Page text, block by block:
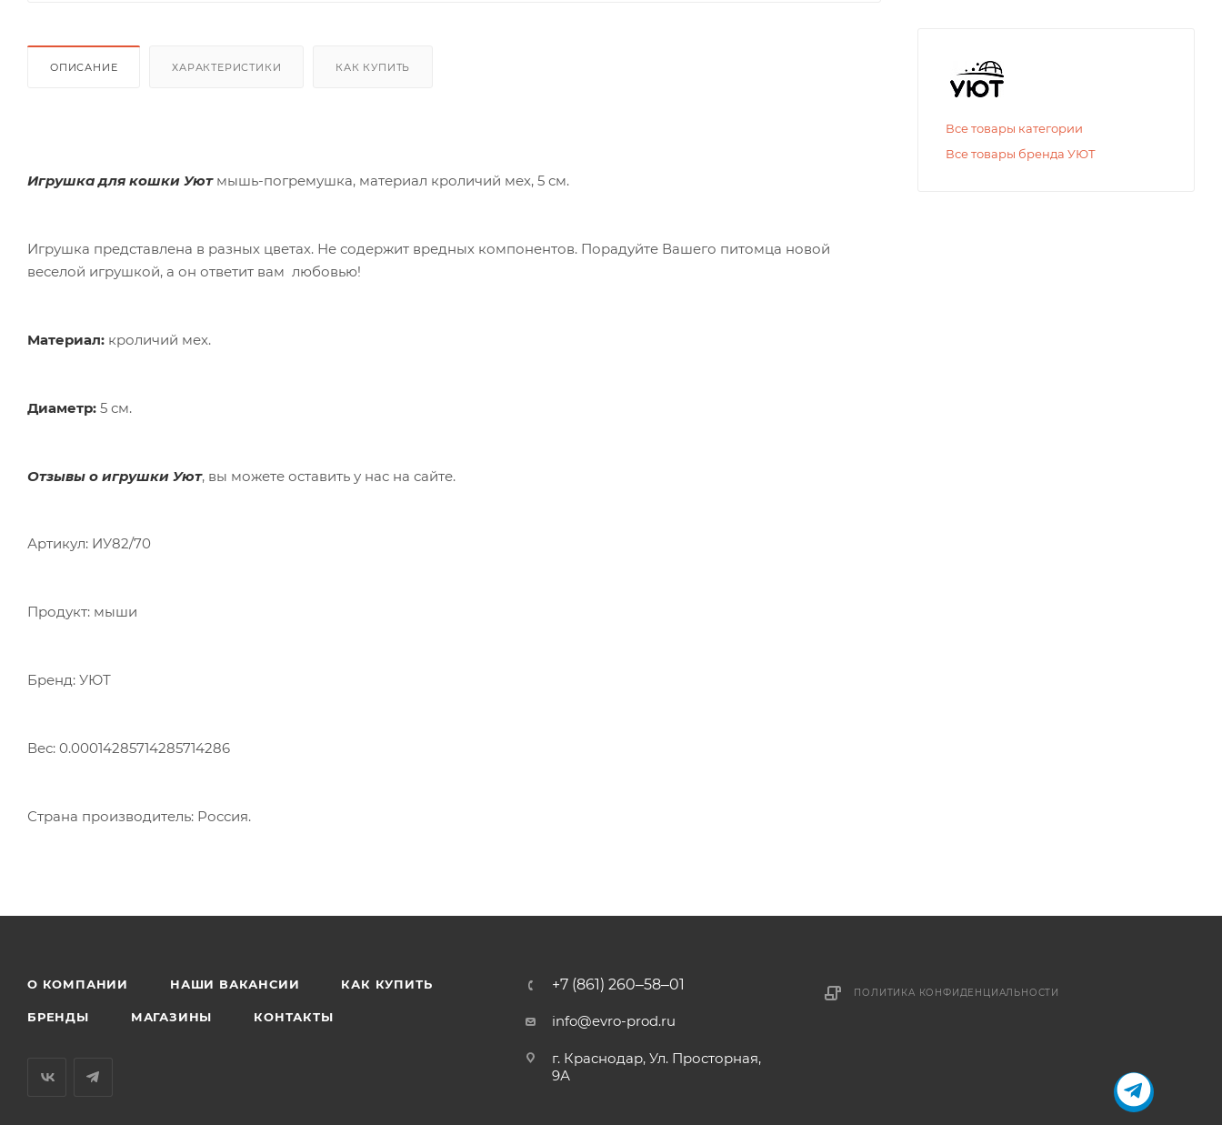
ОПИСАНИЕ ХАРАКТЕРИСТИКИ КАК КУПИТЬ
Игрушка для кошки Уютмышь-погремушка, материал кроличий мех, 5 см.
Игрушка представлена в разных цветах. Не содержит вредных компонентов. Порадуйте Вашего питомца новой
веселой игрушкой, а он ответит вам любовью!
Материал: кроличий мех.
Диаметр: 5 см.
Отзывы о игрушки Уют, вы можете оставить у нас на сайте.
Артикул: ИУ82/70
Продукт: мыши
Бренд: УЮТ
Вес: 0.00014285714285714286
Страна производитель: Россия.
Все товары категории
Все товары бренда УЮТ
О КОМПАНИИ НАШИ ВАКАНСИИ КАК КУПИТЬ
БРЕНДЫ МАГАЗИНЫ КОНТАКТЫ
+7 (861) 260‒58‒01
info@evro-prod.ru
г. Краснодар, ​Ул. Просторная,
9А
ПОЛИТИКА КОНФИДЕНЦИАЛЬНОСТИ